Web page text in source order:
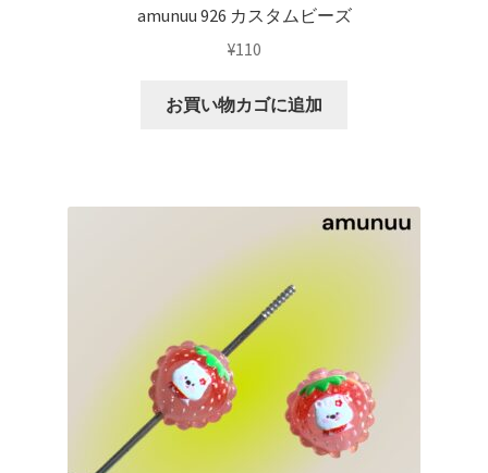
amunuu 926 カスタムビーズ
¥110
お買い物カゴに追加